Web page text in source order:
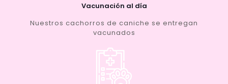
Vacunación al día
Nuestros cachorros de caniche se entregan
vacunados